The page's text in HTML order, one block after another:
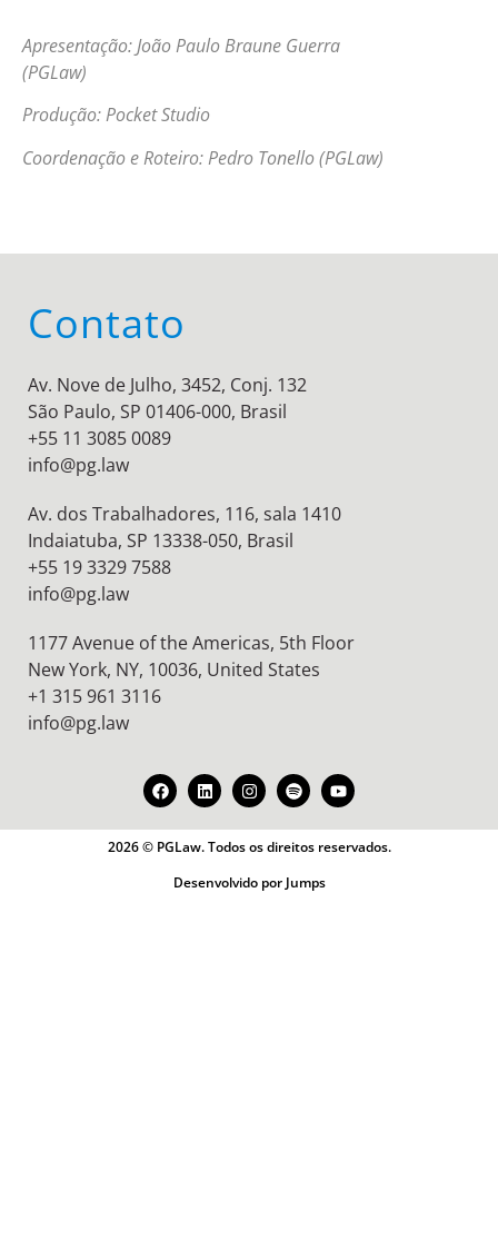
Apresentação: João Paulo Braune Guerra
(PGLaw)
Produção: Pocket Studio
Coordenação e Roteiro: Pedro Tonello (PGLaw)
Contato
Av. Nove de Julho, 3452, Conj. 132
São Paulo, SP 01406-000, Brasil
+55 11 3085 0089
info@pg.law
Av. dos Trabalhadores, 116, sala 1410
Indaiatuba, SP 13338-050, Brasil
+55 19 3329 7588
info@pg.law
1177 Avenue of the Americas, 5th Floor
New York, NY, 10036, United States
+1 315 961 3116
info@pg.law
2026 © PGLaw. Todos os direitos reservados.
Desenvolvido por Jumps